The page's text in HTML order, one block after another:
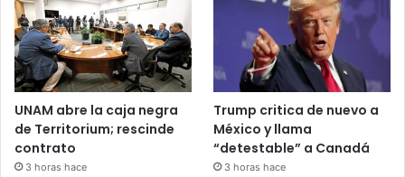
UNAM abre la caja negra
de Territorium; rescinde
contrato
3 horas hace
Trump critica de nuevo a
México y llama
“detestable” a Canadá
3 horas hace